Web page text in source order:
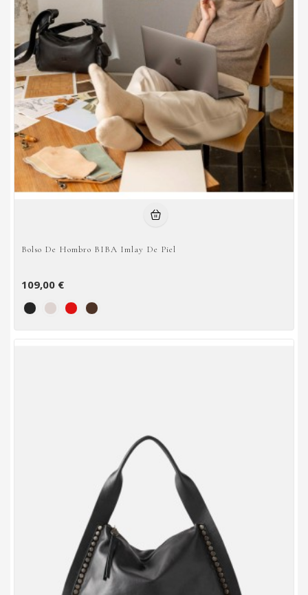
Bolso De Hombro BIBA Imlay De Piel
109,00 €